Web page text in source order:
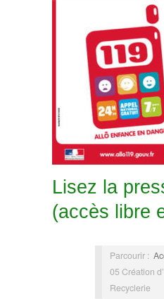
Lisez la
(accès libre
Parcourir :
05 Création
Recyclerie